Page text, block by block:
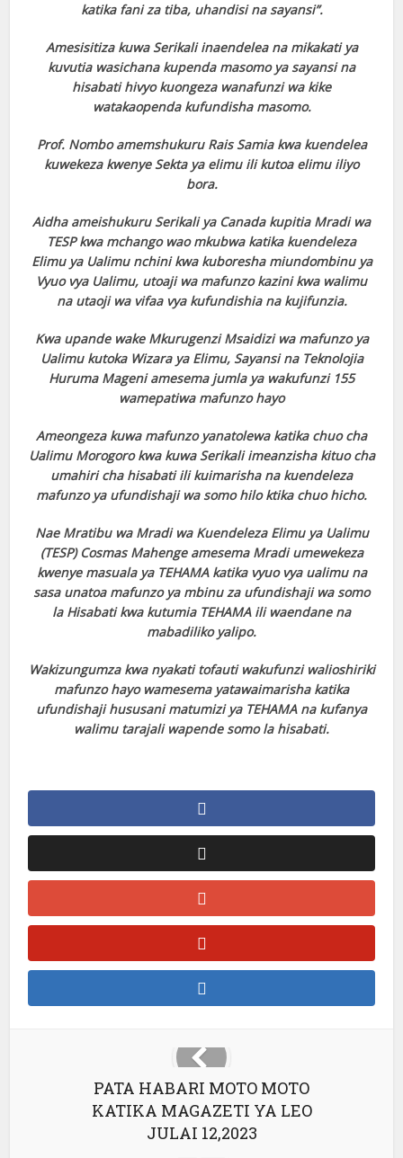
katika fani za tiba, uhandisi na sayansi”.
Amesisitiza kuwa Serikali inaendelea na mikakati ya
kuvutia wasichana kupenda masomo ya sayansi na
hisabati hivyo kuongeza wanafunzi wa kike
watakaopenda kufundisha masomo.
Prof. Nombo amemshukuru Rais Samia kwa kuendelea
kuwekeza kwenye Sekta ya elimu ili kutoa elimu iliyo
bora.
Aidha ameishukuru Serikali ya Canada kupitia Mradi wa
TESP kwa mchango wao mkubwa katika kuendeleza
Elimu ya Ualimu nchini kwa kuboresha miundombinu ya
Vyuo vya Ualimu, utoaji wa mafunzo kazini kwa walimu
na utaoji wa vifaa vya kufundishia na kujifunzia.
Kwa upande wake Mkurugenzi Msaidizi wa mafunzo ya
Ualimu kutoka Wizara ya Elimu, Sayansi na Teknolojia
Huruma Mageni amesema jumla ya wakufunzi 155
wamepatiwa mafunzo hayo
Ameongeza kuwa mafunzo yanatolewa katika chuo cha
Ualimu Morogoro kwa kuwa Serikali imeanzisha kituo cha
umahiri cha hisabati ili kuimarisha na kuendeleza
mafunzo ya ufundishaji wa somo hilo ktika chuo hicho.
Nae Mratibu wa Mradi wa Kuendeleza Elimu ya Ualimu
(TESP) Cosmas Mahenge amesema Mradi umewekeza
kwenye masuala ya TEHAMA katika vyuo vya ualimu na
sasa unatoa mafunzo ya mbinu za ufundishaji wa somo
la Hisabati kwa kutumia TEHAMA ili waendane na
mabadiliko yalipo.
Wakizungumza kwa nyakati tofauti wakufunzi walioshiriki
mafunzo hayo wamesema yatawaimarisha katika
ufundishaji hususani matumizi ya TEHAMA na kufanya
walimu tarajali wapende somo la hisabati.
PATA HABARI MOTO MOTO
KATIKA MAGAZETI YA LEO
JULAI 12,2023